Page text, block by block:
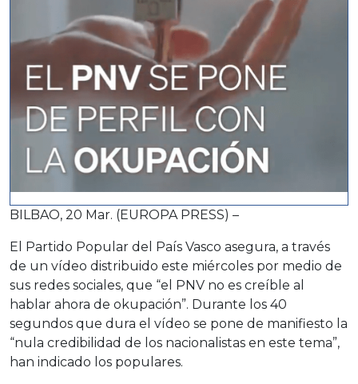
BILBAO, 20 Mar. (EUROPA PRESS) –
El Partido Popular del País Vasco asegura, a través
de un vídeo distribuido este miércoles por medio de
sus redes sociales, que “el PNV no es creíble al
hablar ahora de okupación”. Durante los 40
segundos que dura el vídeo se pone de manifiesto la
“nula credibilidad de los nacionalistas en este tema”,
han indicado los populares.